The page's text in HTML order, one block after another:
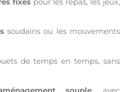
soudains ou les mouvements
de temps en temps, sans